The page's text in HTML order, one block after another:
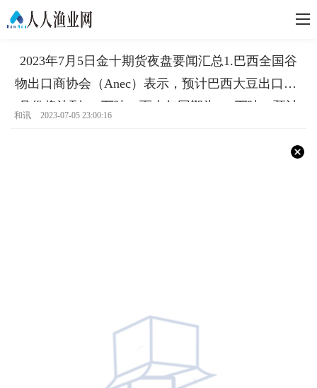
2023年7月5日金十期货夜盘要闻汇总1.巴西全国谷
物出口商协会（Anec）表示，预计巴西大豆出口在7
月份将达到944万吨，而去年同期为700万吨；预计
563万吨；预计巴西豆粕出口在7月份将达到225万吨
和讯 2023-07-05 23:00:16